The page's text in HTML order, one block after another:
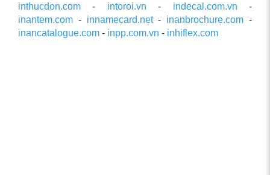
inthucdon.com - intoroi.vn - indecal.com.vn -
inantem.com - innamecard.net- inanbrochure.com -
inancatalogue.com - inpp.com.vn - inhiflex.com